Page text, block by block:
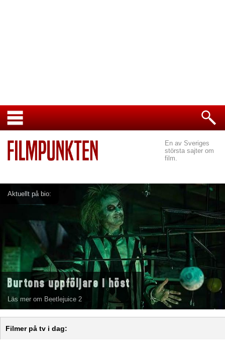
En av Sveriges
största sajter om
film.
Aktuellt på bio:
Burtons uppföljare i höst
Läs mer om Beetlejuice 2
Filmer på tv i dag: